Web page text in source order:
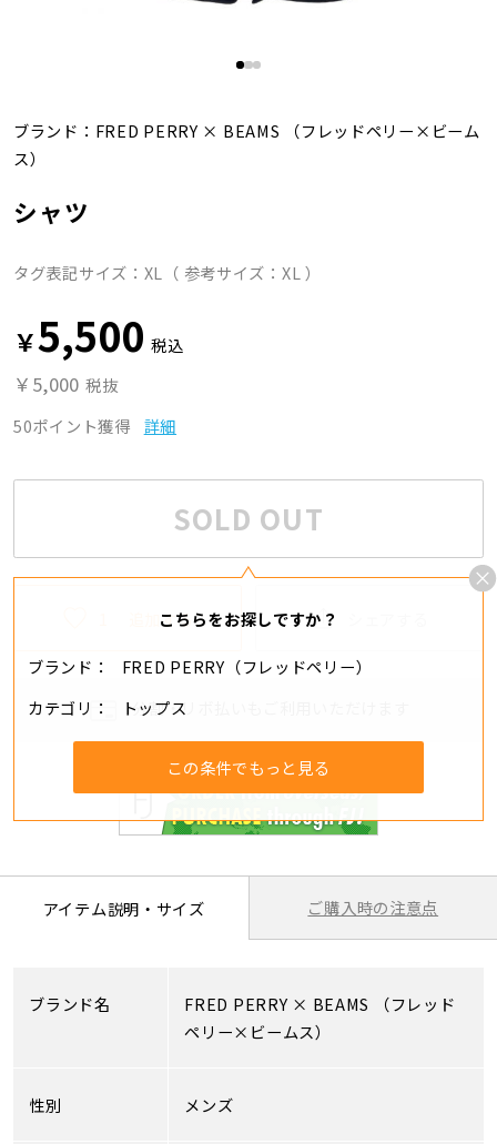
ブランド： FRED PERRY × BEAMS （フレッドペリー×ビーム
ス）
シャツ
タグ表記サイズ：XL（ 参考サイズ：XL ）
￥5,500 税込
￥5,000 税抜
50ポイント獲得
詳細
SOLD OUT
こちらをお探しですか？
ブランド
FRED PERRY（フレッドペリー）
カテゴリ
トップス
この条件でもっと見る
追加する
分割・リボ払いもご利用いただけます
アイテム説明・サイズ ご購入時の注意点
ブランド名 FRED PERRY × BEAMS
（フレッド
ペリー×ビームス）
性別 メンズ